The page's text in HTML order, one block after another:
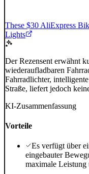
These $30 AliExpress
Lights
Der Rezensent erwähnt
wiederaufladbaren
Fahrradlichter,
Straße, liefert jedoch
KI-Zusammenfassung
Vorteile
Es verfügt über
eingebauter
maximale Leistung